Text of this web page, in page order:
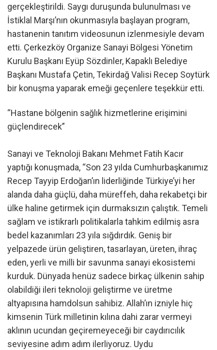
gerçekleştirildi. Saygı duruşunda bulunulması ve
İstiklal Marşı’nın okunmasıyla başlayan program,
hastanenin tanıtım videosunun izlenmesiyle devam
etti. Çerkezköy Organize Sanayi Bölgesi Yönetim
Kurulu Başkanı Eyüp Sözdinler, Kapaklı Belediye
Başkanı Mustafa Çetin, Tekirdağ Valisi Recep Soytürk
bir konuşma yaparak emeği geçenlere teşekkür etti.
“Hastane bölgenin sağlık hizmetlerine erişimini
güçlendirecek”
Sanayi ve Teknoloji Bakanı Mehmet Fatih Kacır
yaptığı konuşmada, “Son 23 yılda Cumhurbaşkanımız
Recep Tayyip Erdoğan’ın liderliğinde Türkiye’yi her
alanda daha güçlü, daha müreffeh, daha rekabetçi bir
ülke haline getirmek için durmaksızın çalıştık. Temeli
sağlam ve istikrarlı politikalarla tahkim edilmiş asra
bedel kazanımları 23 yıla sığdırdık. Geniş bir
yelpazede ürün geliştiren, tasarlayan, üreten, ihraç
eden, yerli ve milli bir savunma sanayi ekosistemi
kurduk. Dünyada henüz sadece birkaç ülkenin sahip
olabildiği ileri teknoloji geliştirme ve üretme
altyapısına hamdolsun sahibiz. Allah’ın izniyle hiç
kimsenin Türk milletinin kılına dahi zarar vermeyi
aklının ucundan geçiremeyeceği bir caydırıcılık
seviyesine adım adım ilerliyoruz. Uydu